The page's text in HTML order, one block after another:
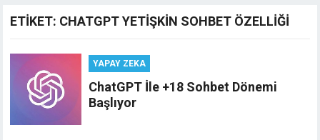
ETIKET: CHATGPT YETIŞKIN SOHBET ÖZELLIĞI
YAPAY ZEKA
ChatGPT İle +18 Sohbet Dönemi
Başlıyor